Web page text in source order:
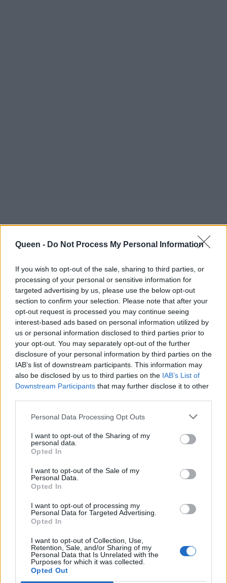
Queen - Do Not Process My Personal Information
If you wish to opt-out of the sale, sharing to third parties, or
processing of your personal or sensitive information for
targeted advertising by us, please use the below opt-out
section to confirm your selection. Please note that after your
opt-out request is processed you may continue seeing
interest-based ads based on personal information utilized by
us or personal information disclosed to third parties prior to
your opt-out. You may separately opt-out of the further
disclosure of your personal information by third parties on the
IAB’s list of downstream participants. This information may
also be disclosed by us to third parties on the IAB’s List of
Downstream Participants that may further disclose it to other
Personal Data Processing Opt Outs
I want to opt-out of the Sharing of my
personal data.
Opted In
I want to opt-out of the Sale of my
Personal Data.
Opted In
I want to opt-out of processing my
Personal Data for Targeted Advertising.
Opted In
I want to opt-out of Collection, Use,
Retention, Sale, and/or Sharing of my
Personal Data that Is Unrelated with the
Purposes for which it was collected.
Opted Out
Είσαι έτοιμη να κρατήσεις
σημειώσεις; Γιατί έρχεται το πιο
νόστιμο beauty boost!
Διατροφή για Υγιές Δέρμα:
https://www.instagram.com/p/DG2E6mWSJu-
1. Ωμέγα-3 λιπαρά οξέα για ενυδατωμένο,
Καταναλώστε
και το σκουμπρί καθώς και φυτικές πηγές
όπως ολιναρόσπορος
Τα
ενισχύουν τον λιπιδικό φραγμό της
επιδερμίδας, βοηθώντας το δέρμα να
παραμένει απαλό και ελαστικό.​
2. Υγιή λιπαρά και βιταμίνη E για δέρμα που
ακτινοβολεί: